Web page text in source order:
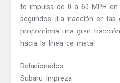
te impulsa de 0 a 60 MPH
segundos. ¡La tracción en las
proporciona una gran
hacia la línea de meta!
Relacionados
Subaru Impreza